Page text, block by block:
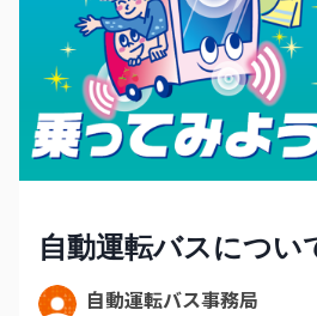
自動運転バスについ
自動運転バス事務局